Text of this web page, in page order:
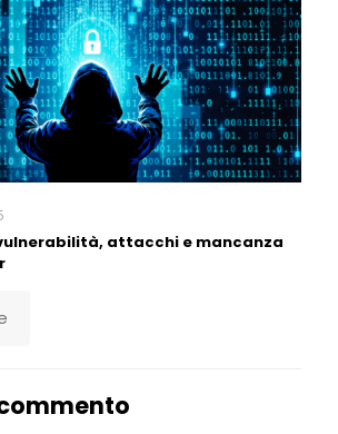
attacchi e mancanza